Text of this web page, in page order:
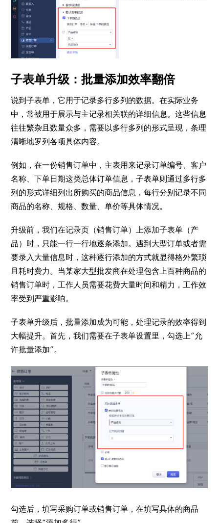
子表单升级：批量添加效率翻倍
说到子表单，它用于记录多行多列的数据。在实际业务
中，常被用于展示与主记录相关联的详细信息。这些信息
往往繁杂且数量众多，需要以多行多列的形式呈现，条理
清晰地罗列各项具体内容。
例如，在一份销售订单中，主表用来记录订单编号、客户
名称、下单日期这类总体订单信息，子表单则通过多行多
列的形式详细列出所购买的商品信息，每行分别记录不同
商品的名称、规格、数量、单价等具体情况。
升级前，我们在记录页（销售订单）上添加子表单（产
品）时，只能一行一行地逐条添加。遇到大型订单或者需
要录入大量信息时，这种逐行添加的方式就显得格外繁琐
且耗时费力。当某家大型批发商在处理包含上百种商品的
销售订单时，工作人员需要花费大量时间和精力，工作效
率受到严重影响。
子表单升级后，批量添加成为可能，处理记录的效率得到
大幅提升。首先，我们需要在子表单设置里，勾选上“允
许批量添加”。
勾选后，填写采购订单或销售订单，在填写具体的商品